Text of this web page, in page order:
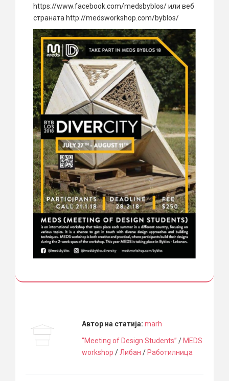
https://www.facebook.com/medsbyblos/ или веб
страната http://medsworkshop.com/byblos/
Автор на статија: marh
“Meeting of Design Students” / MEDS
workshop /Либан / Работилница